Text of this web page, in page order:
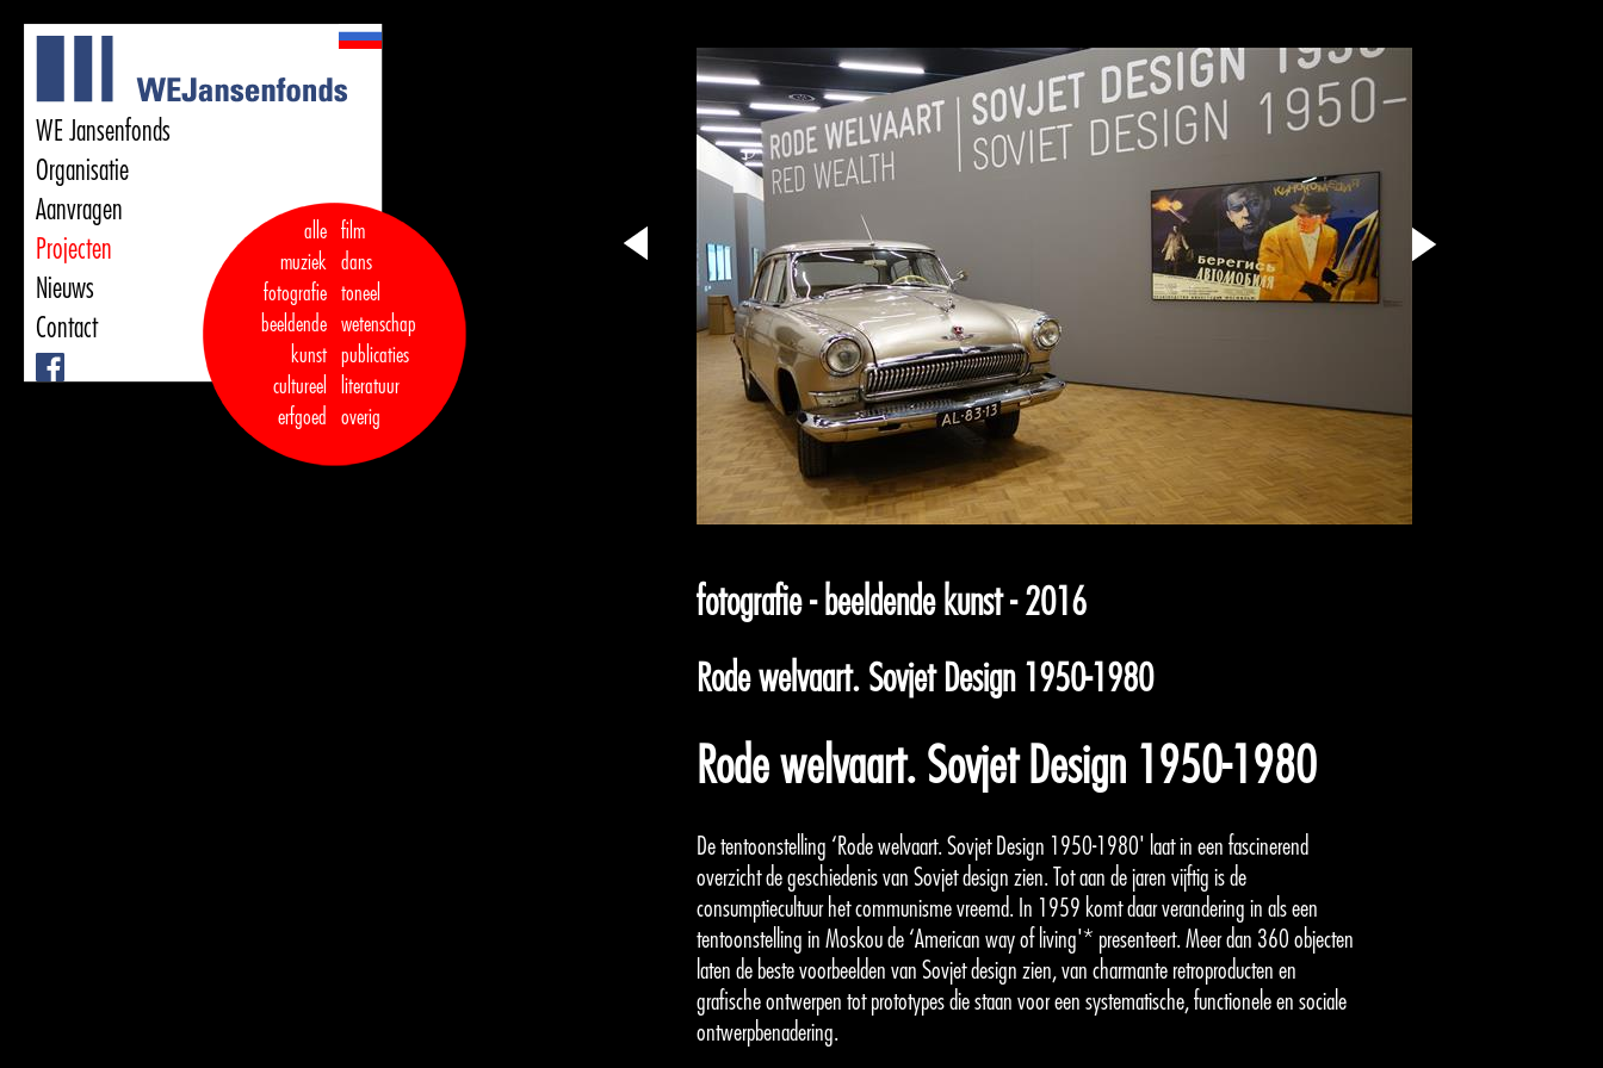
WE Jansenfonds
Organisatie
Aanvragen
Projecten
Nieuws
Contact
alle
muziek
fotografie
beeldende
kunst
cultureel
erfgoed
film
dans
toneel
wetenschap
publicaties
literatuur
overig
fotografie - beeldende kunst - 2016
Rode welvaart. Sovjet Design 1950-1980
Rode welvaart. Sovjet Design 1950-1980
De tentoonstelling ‘Rode welvaart. Sovjet Design 1950-1980' laat in een fascinerend
overzicht de geschiedenis van Sovjet design zien. Tot aan de jaren vijftig is de
consumptiecultuur het communisme vreemd. In 1959 komt daar verandering in als een
tentoonstelling in Moskou de ‘American way of living'* presenteert. Meer dan 360 objecten
laten de beste voorbeelden van Sovjet design zien, van charmante retroproducten en
grafische ontwerpen tot prototypes die staan voor een systematische, functionele en sociale
ontwerpbenadering.